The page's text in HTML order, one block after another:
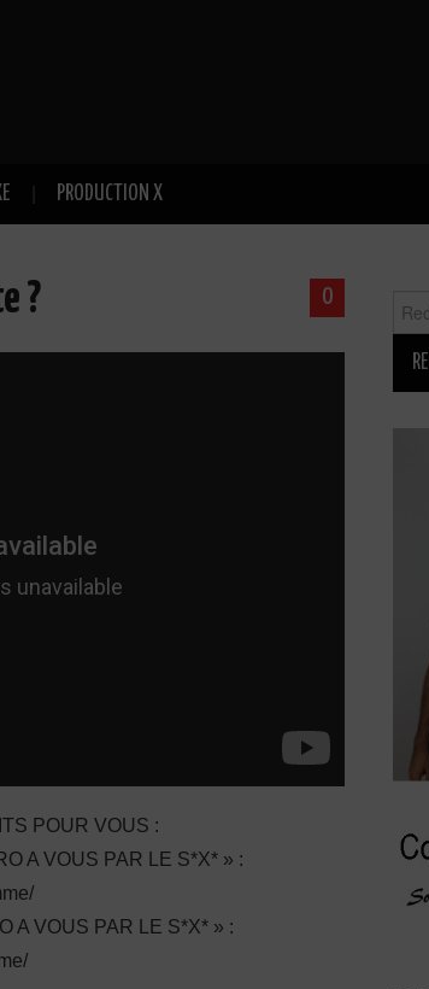
PRODUCTION X
0
?
POUR VOUS :
A VOUS PAR LE S*X* » :
A VOUS PAR LE S*X* » :